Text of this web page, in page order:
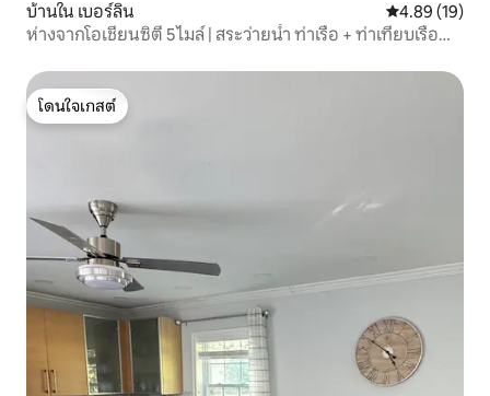
บ้านใน เบอร์ลิน คะแนนเฉลี่ย
4.89 (19)
ห่างจากโอเชียนซิตี 5 ไมล์ | สระว่ายน้ำ ท่าเรือ + ท่าเทียบเรือ
โดนใจเกสต์
โดนใจเกสต์